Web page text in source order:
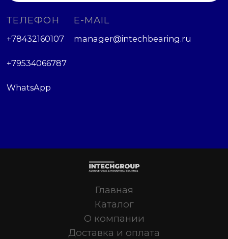
ТЕЛЕФОН
+78432160107
+79534066787
WhatsApp
E-MAIL
manager@intechbearing.ru
Главная
Каталог
О компании
Доставка и оплата